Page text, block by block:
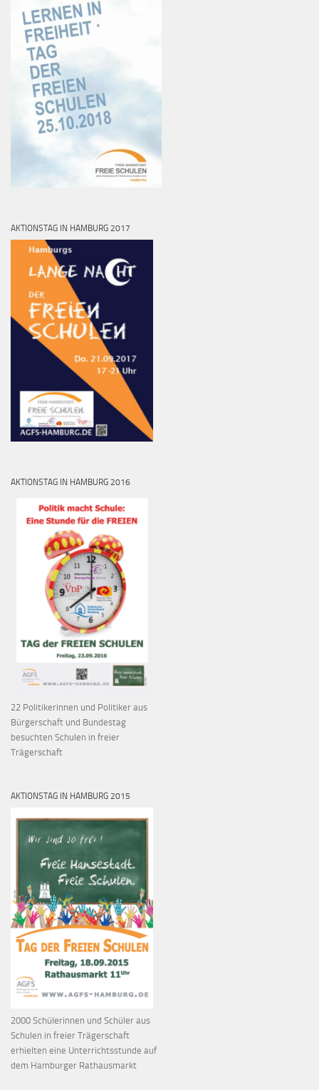
AKTIONSTAG IN HAMBURG 2017
AKTIONSTAG IN HAMBURG 2016
22 Politikerinnen und Politiker aus
Bürgerschaft und Bundestag
besuchten Schulen in freier
Trägerschaft
AKTIONSTAG IN HAMBURG 2015
2000 Schülerinnen und Schüler aus
Schulen in freier Trägerschaft
erhielten eine Unterrichtsstunde auf
dem Hamburger Rathausmarkt